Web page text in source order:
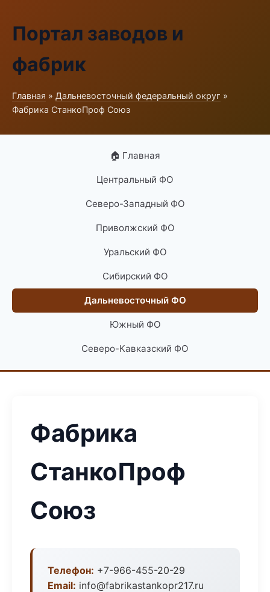
Портал заводов и
фабрик
Главная » Дальневосточный федеральный округ »
Фабрика СтанкоПроф Союз
🏠 Главная
Центральный ФО
Северо-Западный ФО
Приволжский ФО
Уральский ФО
Сибирский ФО
Дальневосточный ФО
Южный ФО
Северо-Кавказский ФО
Фабрика
СтанкоПроф
Союз
Телефон: +7-966-455-20-29
Email: info@fabrikastankopr217.ru